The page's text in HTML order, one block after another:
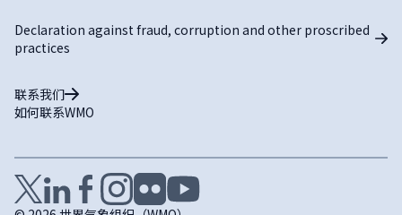
Declaration against fraud, corruption and other proscribed
practices
联系我们
如何联系WMO